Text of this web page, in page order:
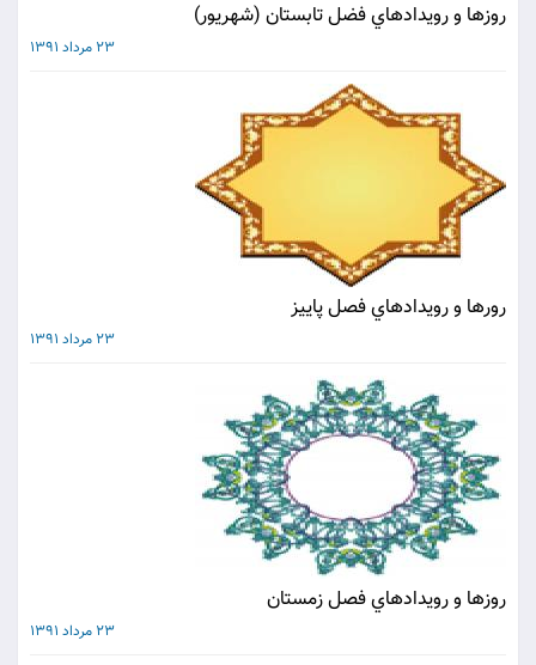
روزها و رويدادهاي فضل تابستان (شهريور)
23 مرداد 1391
رورها و رويدادهاي فصل پاييز
23 مرداد 1391
روزها و رويدادهاي فصل زمستان
23 مرداد 1391